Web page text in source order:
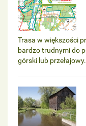
Trasa w większości
bardzo trudnymi do
górski lub